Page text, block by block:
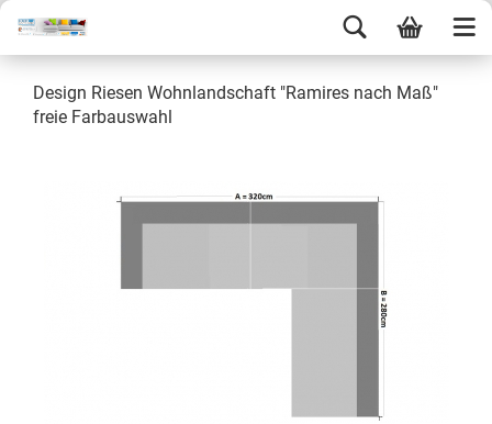
Design Riesen Wohnlandschaft "Ramires nach Maß"
freie Farbauswahl